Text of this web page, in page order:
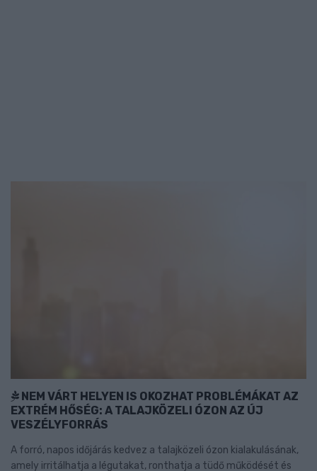
NEM VÁRT HELYEN IS OKOZHAT PROBLÉMÁKAT AZ
EXTRÉM HŐSÉG: A TALAJKÖZELI ÓZON AZ ÚJ
VESZÉLYFORRÁS
A forró, napos időjárás kedvez a talajközeli ózon kialakulásának,
amely irritálhatja a légutakat, ronthatja a tüdő működését és